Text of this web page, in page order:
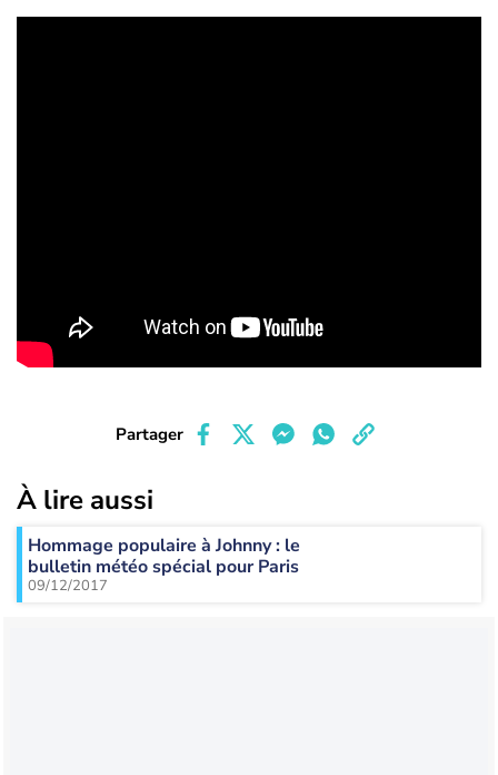
Partager
À lire aussi
Hommage populaire à Johnny : le
bulletin météo spécial pour Paris
09/12/2017